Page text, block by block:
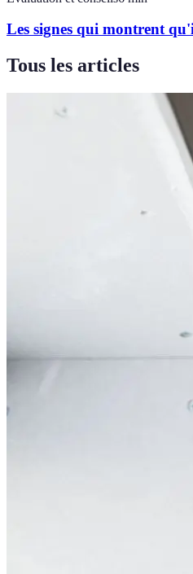
Les signes qui montrent
Tous les articles